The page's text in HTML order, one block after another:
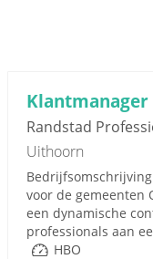
Randstad
Uithoorn
voor de gemeenten
een dynamische
professionals aan
HBO